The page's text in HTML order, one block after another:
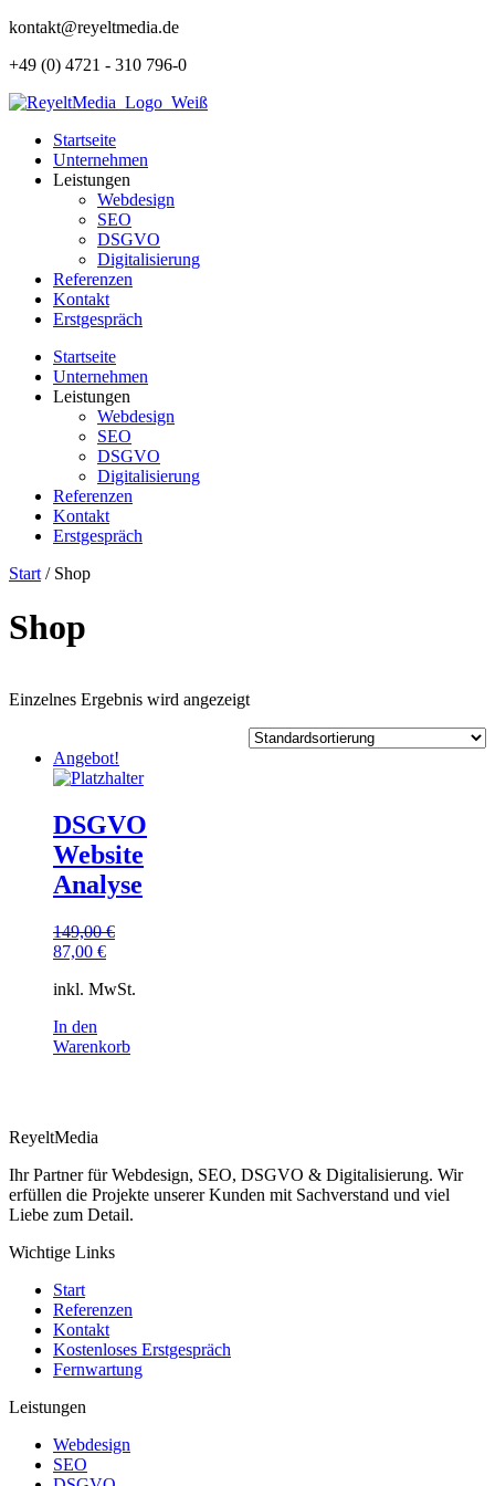
Zum
springen
kontakt@reyeltmedia.de
+49 (0) 4721 - 310 796-0
Startseite
Unternehmen
Leistungen
Webdesign
SEO
DSGVO
Digitalisierung
Referenzen
Kontakt
Erstgespräch
Startseite
Unternehmen
Leistungen
Webdesign
SEO
DSGVO
Digitalisierung
Referenzen
Kontakt
Erstgespräch
Start / Shop
Shop
Einzelnes Ergebnis wird angezeigt
Angebot!
DSGVO
Website
Analyse
149,00€
Ursprünglicher
war:
87,00 €Aktueller
ist:
inkl. MwSt.
In den
Warenkorb
ReyeltMedia
Ihr Partner für Webdesign, SEO, DSGVO & Digitalisierung. Wir
erfüllen die Projekte unserer Kunden mit Sachverstand und viel
Liebe zum Detail.
Wichtige Links
Start
Referenzen
Kontakt
Kostenloses Erstgespräch
Fernwartung
Leistungen
Webdesign
SEO